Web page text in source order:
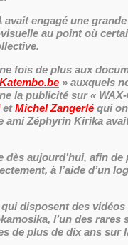
engagé une
au point où
fois de plus aux
Katembo.be » auxquels
la publicité sur «
etMichel Zangerlé qui
ami Zéphyrin Kirika
aujourd’hui, afin de
à l’aide d’un
disposent des
l’un des rares
de plus de dix ans sur